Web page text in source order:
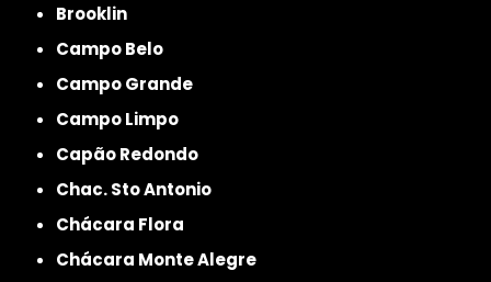
Brooklin
Campo Belo
Campo Grande
Campo Limpo
Capão Redondo
Chac. Sto Antonio
Chácara Flora
Chácara Monte Alegre